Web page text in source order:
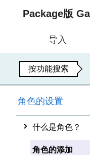
Package版
导入
按功能搜索
角色的设置
什么是角色？
角色的添加